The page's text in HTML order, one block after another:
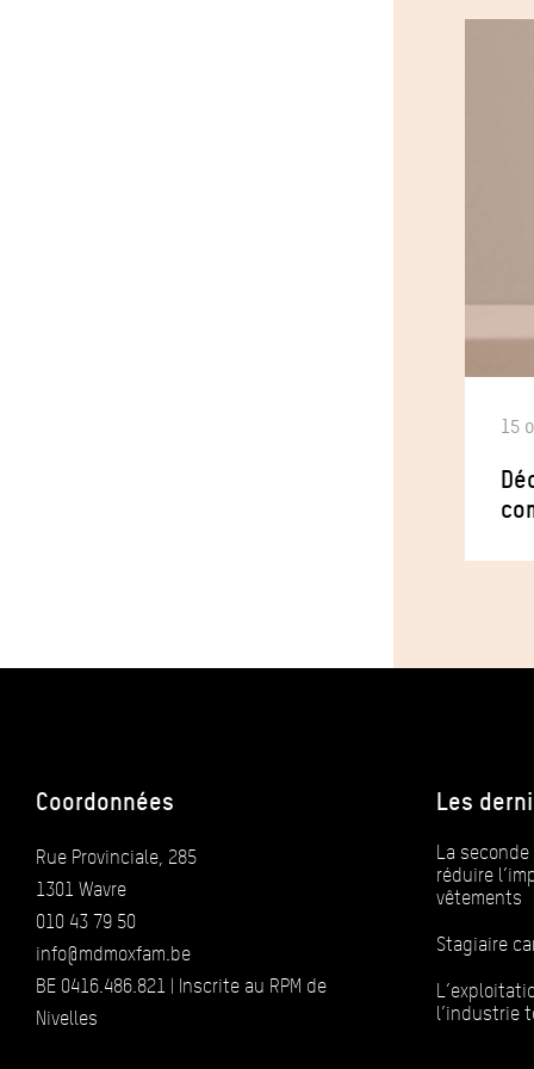
15
Coordonnées
Rue Provinciale, 285
1301 Wavre
010 43 79 50
info@mdmoxfam.be
BE 0416.486.821 | Inscrite au RPM de
Nivelles
Les
La
réduire
vêtements
Stagiaire
l’industrie